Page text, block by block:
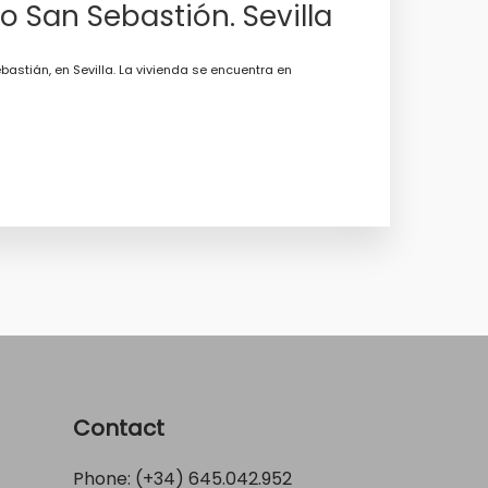
San Sebastión. Sevilla
en Sevilla. La vivienda se encuentra en
Contact
Phone: (+34) 645.042.952